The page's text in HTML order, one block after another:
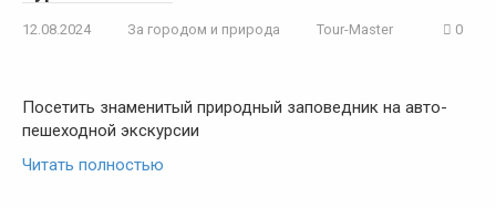
12.08.2024 За городом и природа Tour-Master 0
Посетить знаменитый природный заповедник на авто-
пешеходной экскурсии
Читать полностью